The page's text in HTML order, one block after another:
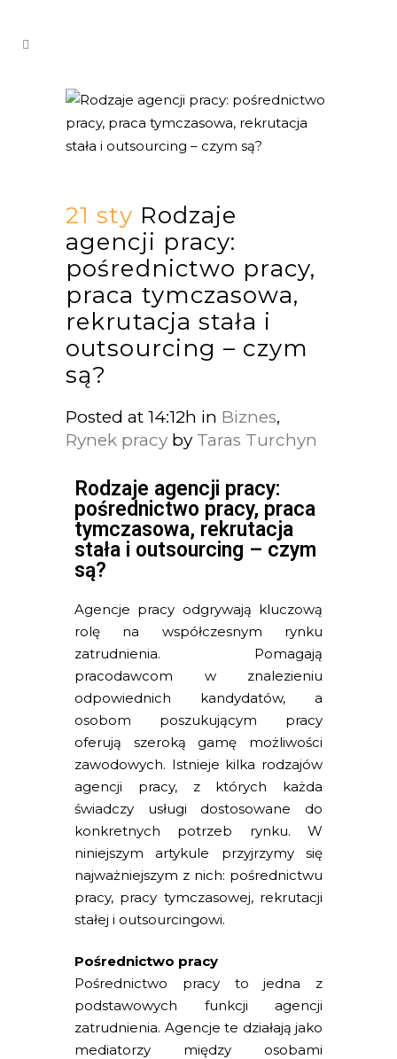
21 sty Rodzaje
agencji pracy:
pośrednictwo pracy,
praca tymczasowa,
rekrutacja stała i
outsourcing – czym
są?
Posted at 14:12h in Biznes,
Rynek pracy by Taras Turchyn
Rodzaje agencji pracy:
pośrednictwo pracy, praca
tymczasowa, rekrutacja
stała i outsourcing – czym
są?
Agencje pracy odgrywają kluczową
rolę na współczesnym rynku
zatrudnienia. Pomagają
pracodawcom w znalezieniu
odpowiednich kandydatów, a
osobom poszukującym pracy
oferują szeroką gamę możliwości
zawodowych. Istnieje kilka rodzajów
agencji pracy, z których każda
świadczy usługi dostosowane do
konkretnych potrzeb rynku. W
niniejszym artykule przyjrzymy się
najważniejszym z nich: pośrednictwu
pracy, pracy tymczasowej, rekrutacji
stałej i outsourcingowi.
Pośrednictwo pracy
Pośrednictwo pracy to jedna z
podstawowych funkcji agencji
zatrudnienia. Agencje te działają jako
mediatorzy między osobami